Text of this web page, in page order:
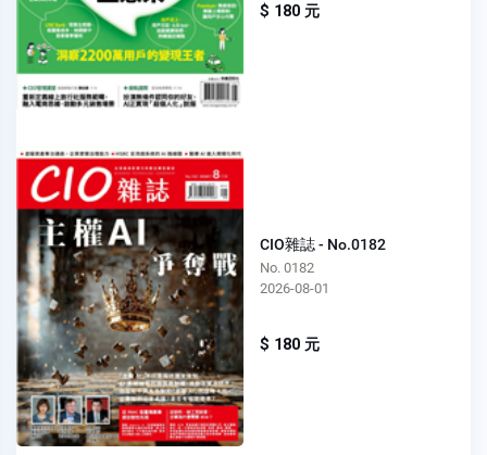
$ 180 元
CIO雜誌 - No.0182
No. 0182
2026-08-01
$ 180 元